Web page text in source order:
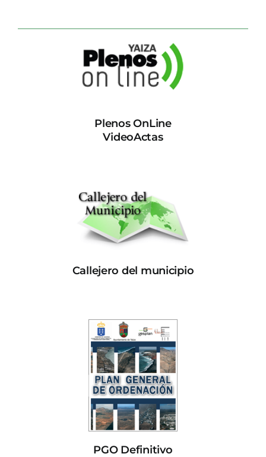
Plenos OnLine
VideoActas
Callejero del municipio
PGO Definitivo